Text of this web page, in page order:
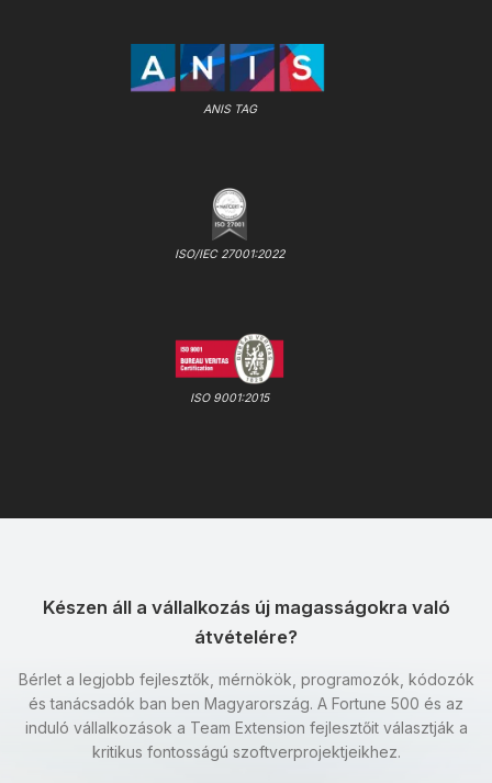
ANIS TAG
ISO/IEC 27001:2022
ISO 9001:2015
Készen áll a vállalkozás új magasságokra való
átvételére?
Bérlet a legjobb fejlesztők, mérnökök, programozók, kódozók
és tanácsadók ban ben Magyarország. A Fortune 500 és az
induló vállalkozások a Team Extension fejlesztőit választják a
kritikus fontosságú szoftverprojektjeikhez.